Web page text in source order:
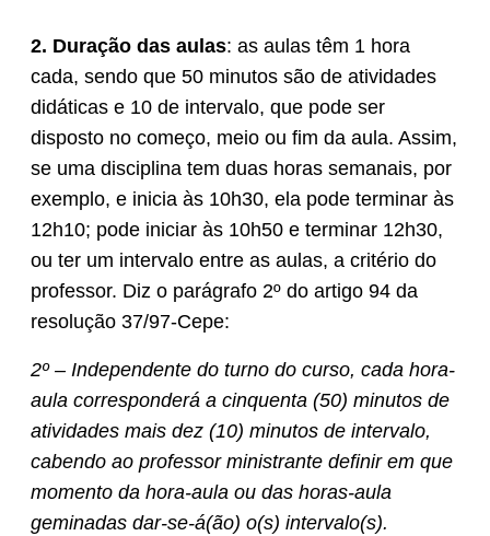
2. Duração das aulas: as aulas têm 1 hora
cada, sendo que 50 minutos são de atividades
didáticas e 10 de intervalo, que pode ser
disposto no começo, meio ou fim da aula. Assim,
se uma disciplina tem duas horas semanais, por
exemplo, e inicia às 10h30, ela pode terminar às
12h10; pode iniciar às 10h50 e terminar 12h30,
ou ter um intervalo entre as aulas, a critério do
professor. Diz o parágrafo 2º do artigo 94 da
resolução 37/97-Cepe:
2º – Independente do turno do curso, cada hora-
aula corresponderá a cinquenta (50) minutos de
atividades mais dez (10) minutos de intervalo,
cabendo ao professor ministrante definir em que
momento da hora-aula ou das horas-aula
geminadas dar-se-á(ão) o(s) intervalo(s).